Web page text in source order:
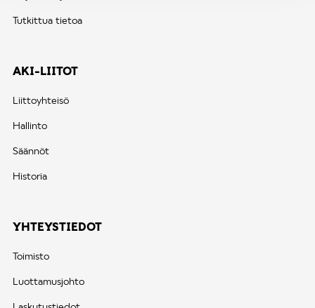
Tutkittua tietoa
AKI-LIITOT
Liittoyhteisö
Hallinto
Säännöt
Historia
YHTEYSTIEDOT
Toimisto
Luottamusjohto